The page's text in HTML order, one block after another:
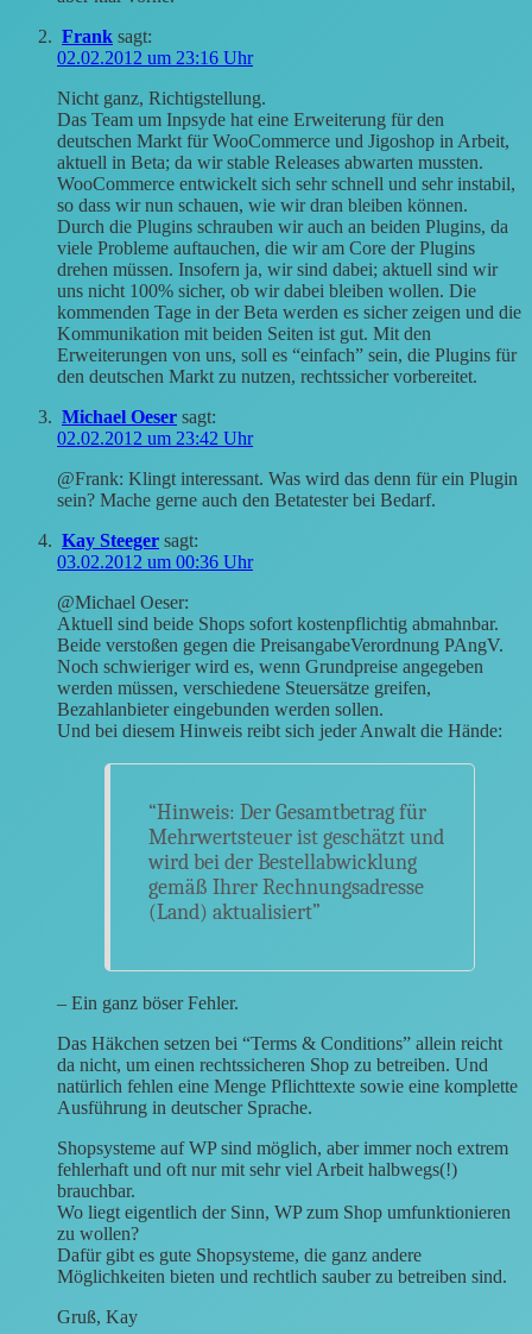
Frank sagt:
02.02.2012 um 23:16 Uhr
Nicht ganz, Richtigstellung.
Das Team um Inpsyde hat eine Erweiterung für den
deutschen Markt für WooCommerce und Jigoshop in Arbeit,
aktuell in Beta; da wir stable Releases abwarten mussten.
WooCommerce entwickelt sich sehr schnell und sehr instabil,
so dass wir nun schauen, wie wir dran bleiben können.
Durch die Plugins schrauben wir auch an beiden Plugins, da
viele Probleme auftauchen, die wir am Core der Plugins
drehen müssen. Insofern ja, wir sind dabei; aktuell sind wir
uns nicht 100% sicher, ob wir dabei bleiben wollen. Die
kommenden Tage in der Beta werden es sicher zeigen und die
Kommunikation mit beiden Seiten ist gut. Mit den
Erweiterungen von uns, soll es “einfach” sein, die Plugins für
den deutschen Markt zu nutzen, rechtssicher vorbereitet.
Michael Oeser sagt:
02.02.2012 um 23:42 Uhr
@Frank: Klingt interessant. Was wird das denn für ein Plugin
sein? Mache gerne auch den Betatester bei Bedarf.
Kay Steeger sagt:
03.02.2012 um 00:36 Uhr
@Michael Oeser:
Aktuell sind beide Shops sofort kostenpflichtig abmahnbar.
Beide verstoßen gegen die PreisangabeVerordnung PAngV.
Noch schwieriger wird es, wenn Grundpreise angegeben
werden müssen, verschiedene Steuersätze greifen,
Bezahlanbieter eingebunden werden sollen.
Und bei diesem Hinweis reibt sich jeder Anwalt die Hände:
“Hinweis: Der Gesamtbetrag für
Mehrwertsteuer ist geschätzt und
wird bei der Bestellabwicklung
gemäß Ihrer Rechnungsadresse
(Land) aktualisiert”
– Ein ganz böser Fehler.
Das Häkchen setzen bei “Terms & Conditions” allein reicht
da nicht, um einen rechtssicheren Shop zu betreiben. Und
natürlich fehlen eine Menge Pflichttexte sowie eine komplette
Ausführung in deutscher Sprache.
Shopsysteme auf WP sind möglich, aber immer noch extrem
fehlerhaft und oft nur mit sehr viel Arbeit halbwegs(!)
brauchbar.
Wo liegt eigentlich der Sinn, WP zum Shop umfunktionieren
zu wollen?
Dafür gibt es gute Shopsysteme, die ganz andere
Möglichkeiten bieten und rechtlich sauber zu betreiben sind.
Gruß, Kay